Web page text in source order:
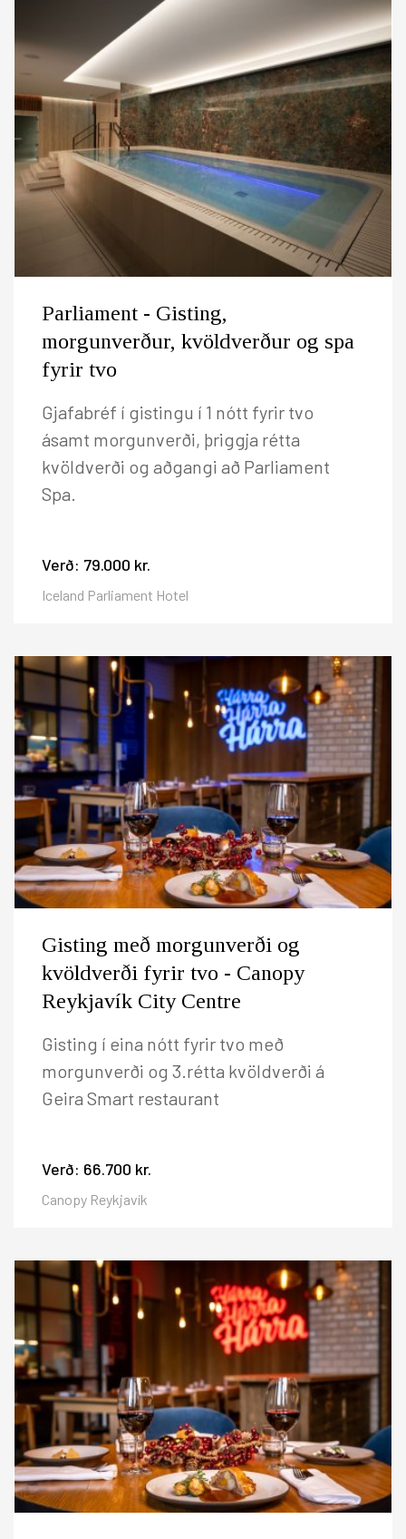
Parliament - Gisting,
morgunverður, kvöldverður og spa
fyrir tvo
Gjafabréf í gistingu í 1 nótt fyrir tvo
ásamt morgunverði, þriggja rétta
kvöldverði og aðgangi að Parliament
Spa.
Verð: 79.000 kr.
Iceland Parliament Hotel
Gisting með morgunverði og
kvöldverði fyrir tvo - Canopy
Reykjavík City Centre
Gisting í eina nótt fyrir tvo með
morgunverði og 3.rétta kvöldverði á
Geira Smart restaurant
Verð: 66.700 kr.
Canopy Reykjavík